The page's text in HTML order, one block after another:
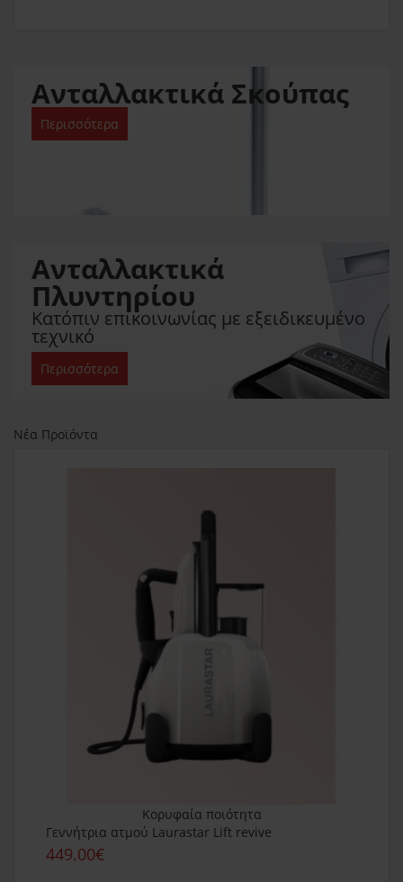
Ανταλλακτικά Σκούπας
Περισσότερα
Ανταλλακτικά
Πλυντηρίου
Κατόπιν επικοινωνίας με εξειδικευμένο
τεχνικό
Περισσότερα
Νέα Προϊόντα
Κορυφαία ποιότητα
Γεννήτρια ατμού Laurastar Lift revive
449.00€